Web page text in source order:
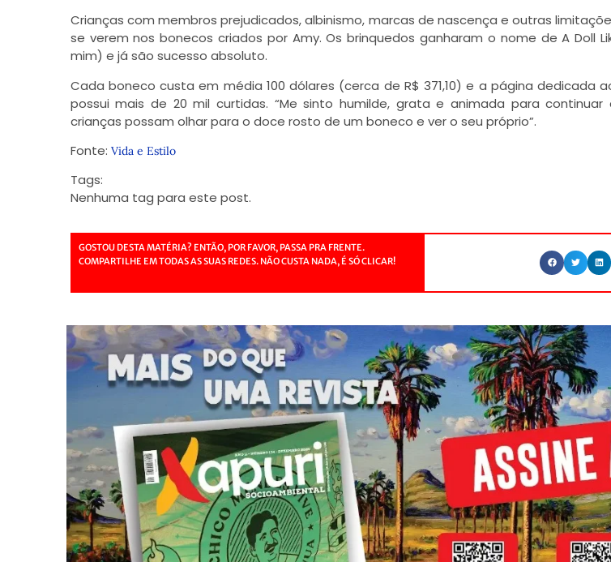
Crianças com membros prejudicados, albinismo, marcas de nascença e outras
se verem nos bonecos criados por Amy. Os brinquedos ganharam o nome de A Doll
mim) e já são sucesso absoluto.
Cada boneco custa em média 100 dólares (cerca de R$ 371,10) e a página dedicada
possui mais de 20 mil curtidas. “Me sinto humilde, grata e animada para
crianças possam olhar para o doce rosto de um boneco e ver o seu próprio”.
Fonte: Vida e Estilo
Tags:
Nenhuma tag para este post.
GOSTOU DESTA MATÉRIA? ENTÃO, POR FAVOR, PASSA PRA FRENTE.
COMPARTILHE EM TODAS AS SUAS REDES. NÃO CUSTA NADA, É SÓ CLICAR!